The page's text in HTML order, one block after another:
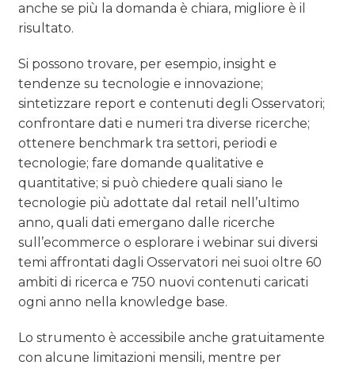
anche se più la domanda è chiara, migliore è il
risultato.
Si possono trovare, per esempio, insight e
tendenze su tecnologie e innovazione;
sintetizzare report e contenuti degli Osservatori;
confrontare dati e numeri tra diverse ricerche;
ottenere benchmark tra settori, periodi e
tecnologie; fare domande qualitative e
quantitative; si può chiedere quali siano le
tecnologie più adottate dal retail nell’ultimo
anno, quali dati emergano dalle ricerche
sull’ecommerce o esplorare i webinar sui diversi
temi affrontati dagli Osservatori nei suoi oltre 60
ambiti di ricerca e 750 nuovi contenuti caricati
ogni anno nella knowledge base.
Lo strumento è accessibile anche gratuitamente
con alcune limitazioni mensili, mentre per